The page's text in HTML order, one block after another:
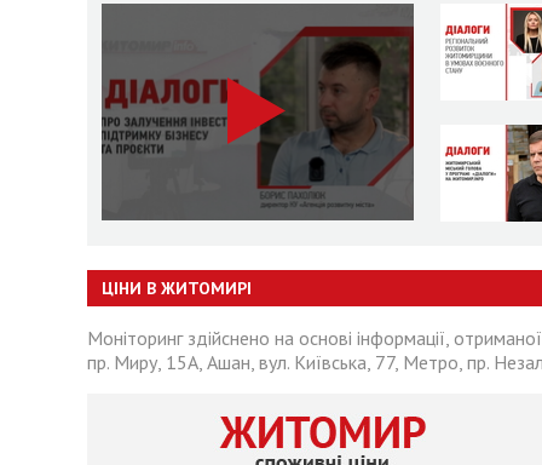
ЦІНИ В ЖИТОМИРІ
Моніторинг здійснено на основі інформації,
пр. Миру, 15А, Ашан, вул. Київська, 77, Метро, пр.